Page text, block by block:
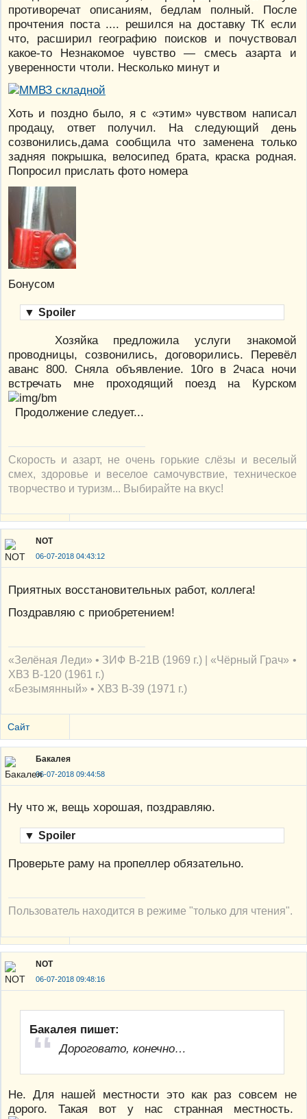
противоречат описаниям, бедлам полный. После
прочтения поста .... решился на доставку ТК если
что, расширил географию поисков и почуствовал
какое-то Незнакомое чувство — смесь азарта и
уверенности чтоли. Несколько минут и
Хоть и поздно было, я с «этим» чувством написал
продацу, ответ получил. На следующий день
созвонились,дама сообщила что заменена только
задняя покрышка, велосипед брата, краска родная.
Попросил прислать фото номера
Бонусом
▼ Spoiler
Хозяйка предложила услуги знакомой
проводницы, созвонились, договорились. Перевёл
аванс 800. Сняла объявление. 10го в 2часа ночи
встречать мне проходящий поезд на Курском
Продолжение следует...
Скорость и азарт, не очень горькие слёзы и веселый
смех, здоровье и веселое самочувствие, техническое
творчество и туризм... Выбирайте на вкус!
NOT
06-07-2018 04:43:12
Приятных восстановительных работ, коллега!
Поздравляю с приобретением!
«Зелёная Леди» • ЗИФ В-21В (1969 г.) | «Чёрный Грач» •
ХВЗ В-120 (1961 г.)
«Безымянный» • ХВЗ В-39 (1971 г.)
Сайт
Бакалея
06-07-2018 09:44:58
Ну что ж, вещь хорошая, поздравляю.
▼ Spoiler
Проверьте раму на пропеллер обязательно.
Пользователь находится в режиме "только для чтения".
NOT
06-07-2018 09:48:16
Бакалея пишет:
Дороговато, конечно…
Не. Для нашей местности это как раз совсем не
дорого. Такая вот у нас странная местность.